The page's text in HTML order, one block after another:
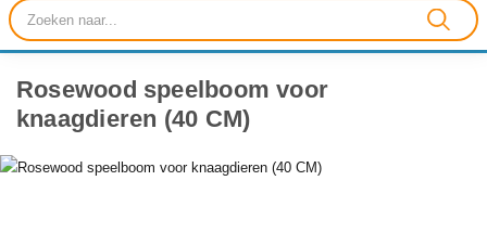
Producten
zoeken
Rosewood speelboom voor
knaagdieren (40 CM)